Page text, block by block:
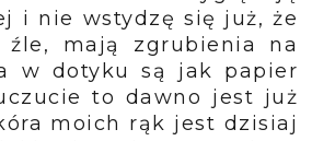
i nie wstydzę się już, że
źle, mają zgrubienia na
w dotyku są jak papier
to dawno jest już
moich rąk jest dzisiaj